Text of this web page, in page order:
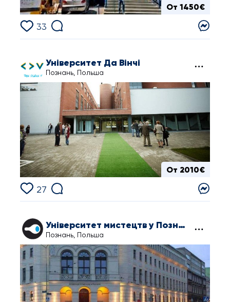
От 1450€
33
Університет Да Вінчі
Познань, Польша
От 2010€
27
Університет мистецтв у Познані
Познань, Польша